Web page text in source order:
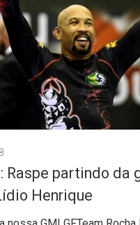
Raspe partindo da
Henrique